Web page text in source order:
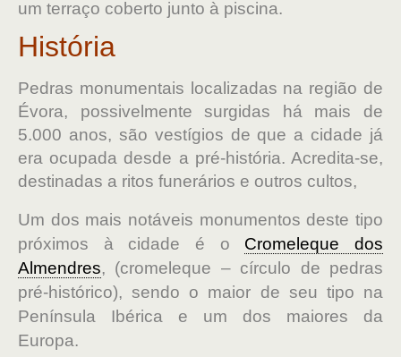
um terraço coberto junto à piscina.
História
Pedras monumentais localizadas na região de
Évora, possivelmente surgidas há mais de
5.000 anos, são vestígios de que a cidade já
era ocupada desde a pré-história. Acredita-se,
destinadas a ritos funerários e outros cultos,
Um dos mais notáveis monumentos deste tipo
próximos à cidade é o Cromeleque dos
Almendres, (cromeleque – círculo de pedras
pré-histórico), sendo o maior de seu tipo na
Península Ibérica e um dos maiores da
Europa.